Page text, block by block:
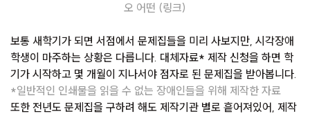
오 어떤 (링크)
보통 새학기가 되면 서점에서 문제집들을 미리 사보지만, 시각장애
학생이 마주하는 상황은 다릅니다. 대체자료* 제작 신청을 하면 학
기가 시작하고 몇 개월이 지나서야 점자로 된 문제집을 받아봅니다.
*일반적인 인쇄물을 읽을 수 없는 장애인들을 위해 제작한 자료
또한 전년도 문제집을 구하려 해도 제작기관 별로 흩어져있어, 제작